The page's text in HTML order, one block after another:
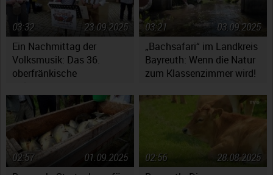
Ein Nachmittag der
Volksmusik: Das 36.
oberfränkische
Ebensfeld
23.09.2025
03:32
„Bachsafari“ im Landkreis
Bayreuth: Wenn die Natur
zum Klassenzimmer wird!
03.09.2025
03:21
01.09.2025
02:57
28.08.2025
02:56